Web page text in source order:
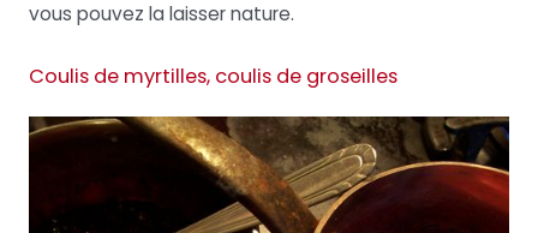
vous pouvez la laisser nature.
Coulis de myrtilles, coulis de groseilles